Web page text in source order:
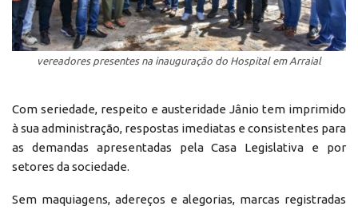
vereadores presentes na inauguração do Hospital em Arraial
Com seriedade, respeito e austeridade Jânio tem imprimido
à sua administração, respostas imediatas e consistentes para
as demandas apresentadas pela Casa Legislativa e por
setores da sociedade.
Sem maquiagens, adereços e alegorias, marcas registradas